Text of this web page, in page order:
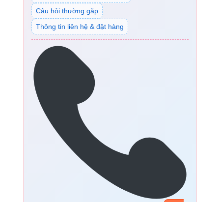
Câu hỏi thường gặp
Thông tin liên hệ & đặt hàng